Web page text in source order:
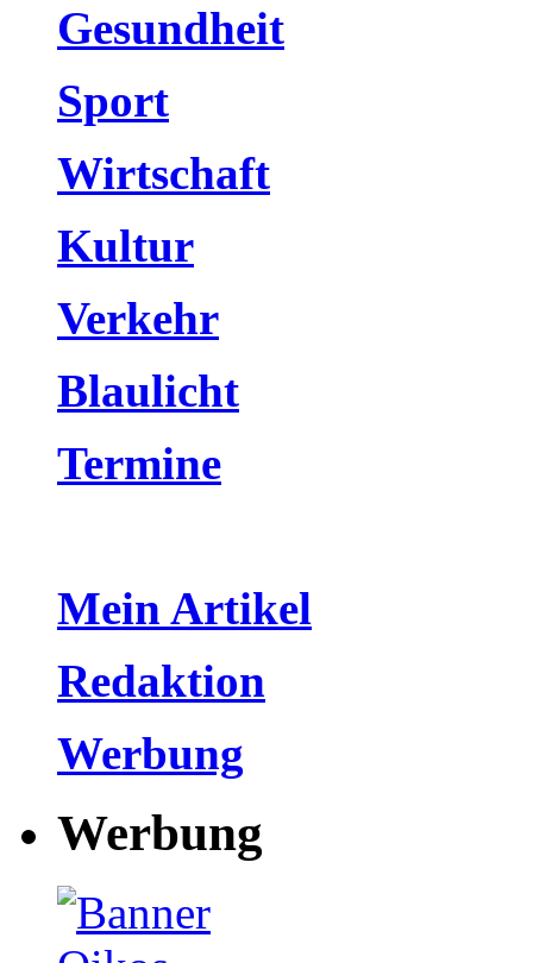
Gesundheit
Sport
Wirtschaft
Kultur
Verkehr
Blaulicht
Termine
Mein Artikel
Redaktion
Werbung
Werbung